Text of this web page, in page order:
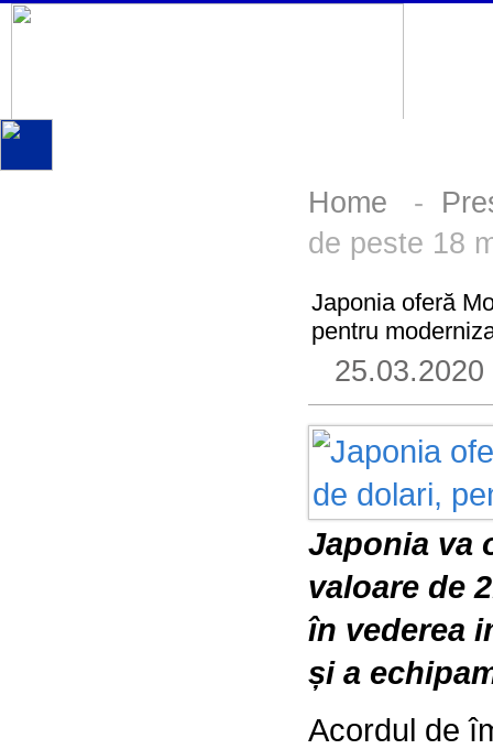
Home -
de peste 18
Japonia oferă
pentru
25.03.2020
Japonia va
valoare de
în vederea
și a
Acordul de